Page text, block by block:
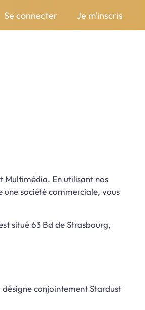
Se connecter Je m'inscris
Multimédia. En utilisant nos
une société commerciale, vous
situé 63 Bd de Strasbourg,
conjointement Stardust